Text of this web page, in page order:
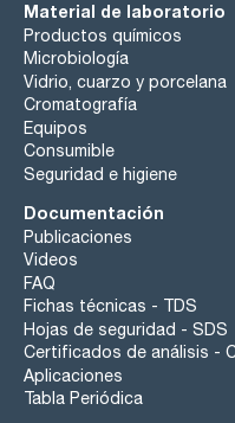
Material de laboratorio
Productos químicos
Microbiología
Vidrio, cuarzo y porcelana
Cromatografía
Equipos
Consumible
Seguridad e higiene
Documentación
Publicaciones
Videos
FAQ
Fichas técnicas - TDS
Hojas de seguridad - SDS
Certificados de análisis -
Aplicaciones
Tabla Periódica